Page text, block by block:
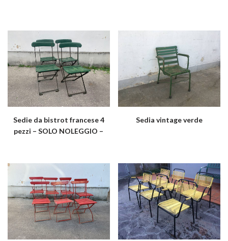
Sedie da bistrot francese 4
pezzi – SOLO NOLEGGIO –
Sedia vintage verde